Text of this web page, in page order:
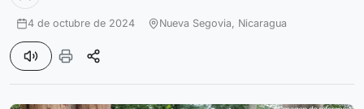
4 de octubre de 2024 Nueva Segovia, Nicaragua